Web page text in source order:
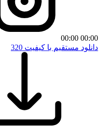
00:00
00:00
دانلود مستقیم با کیفیت 320